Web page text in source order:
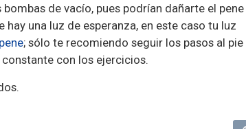
de vacío, pues podrían dañarte el
una luz de esperanza, en este caso tu luz
; sólo te recomiendo seguir los pasos al pie
constante con los ejercicios.